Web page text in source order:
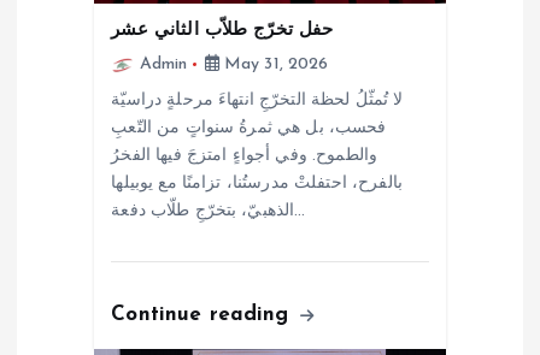
حفل تخرّج طلاّب الثاني عشر
Admin
May 31, 2026
لا تُمثّلُ لحظة التخرّجِ انتهاءَ مرحلةٍ دراسيّة
فحسب، بل هي ثمرةُ سنواتٍ من التّعبِ
والطموح. وفي أجواءٍ امتزجَ فيها الفخرُ
بالفرح، احتفلتْ مدرستُنا، تزامنًا مع يوبيلها
الذهبيّ، بتخرّجِ طلّاب دفعة…
Continue reading